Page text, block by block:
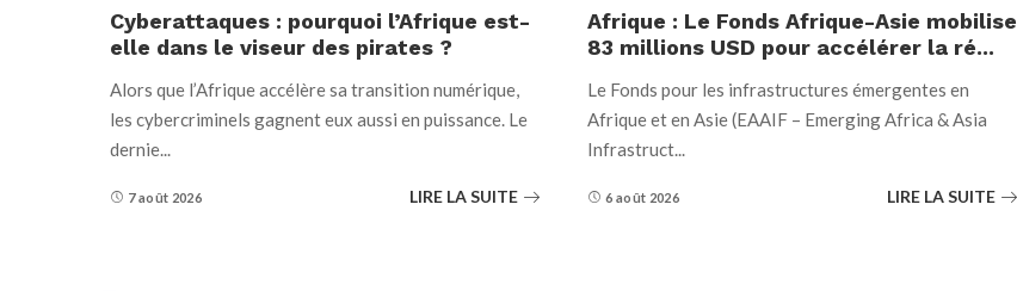
Cyberattaques : pourquoi l’Afrique est-
elle dans le viseur des pirates ?
Alors que l’Afrique accélère sa transition numérique,
les cybercriminels gagnent eux aussi en puissance. Le
dernie...
7 août 2026 LIRE LA SUITE
Afrique : Le Fonds Afrique-Asie mobilise
83 millions USD pour accélérer la ré...
Le Fonds pour les infrastructures émergentes en
Afrique et en Asie (EAAIF – Emerging Africa & Asia
Infrastruct...
6 août 2026 LIRE LA SUITE